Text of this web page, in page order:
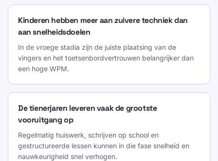
De cijfers zijn bedoeld voor planning en
vergelijking, niet voor diagnose.
FAQ
Hoe snel moet een 12-jarige typen?
Ongeveer 30 tot 35 WPM is een gebruikelijke
maatstaf, hoewel de voortgang afhangt van
Neemt de typsnelheid af met de leeftijd?
Kinderen hebben meer aan zuivere techniek dan
aan snelheidsdoelen
In de vroege stadia zijn de juiste plaatsing van de
vingers en het toetsenbordvertrouwen belangrijker dan
een hoge WPM.
De tienerjaren leveren vaak de grootste
vooruitgang op
Regelmatig huiswerk, schrijven op school en
gestructureerde lessen kunnen in die fase snelheid en
nauwkeurigheid snel verhogen.